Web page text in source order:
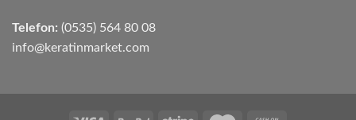
Telefon: (0535) 564 80 08
info@keratinmarket.com